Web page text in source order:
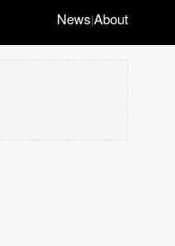
News|About